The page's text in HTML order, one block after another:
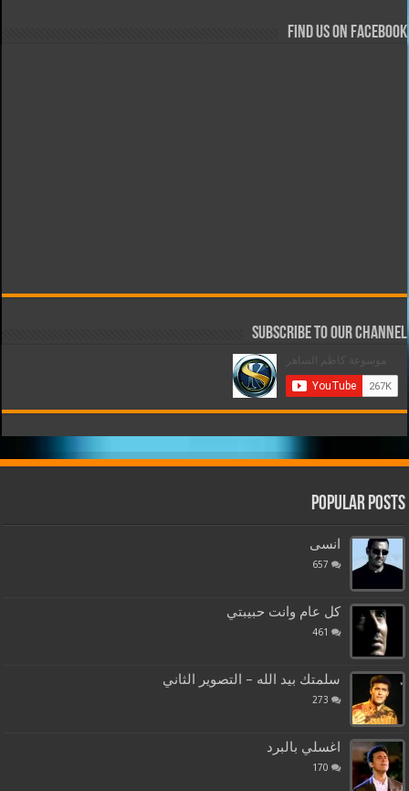
Find us on Facebook
Subscribe to our Channel
Popular Posts
انسى
657
كل عام وانت حبيبتي
461
سلمتك بيد الله – التصوير الثاني
273
اغسلي بالبرد
170